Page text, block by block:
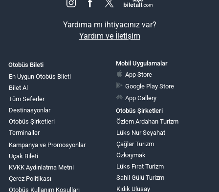
Yardıma mı ihtiyacınız var?
Yardım ve İletişim
Otobüs Bileti
En Uygun Otobüs Bileti
Bilet Al
Tüm Seferler
Destinasyonlar
Otobüs Şirketleri
Terminaller
Kampanya ve Promosyonlar
Uçak Bileti
KVKK Aydınlatma Metni
Çerez Politikası
Otobüs Kullanım Koşulları
Mobil Uygulamalar
App Store
Google Play Store
App Gallery
Otobüs Şirketleri
Özlem Ardahan Turizm
Lüks Nur Seyahat
Çağlar Turizm
Özkaymak
Lüks Fırat Turizm
Sahil Gülü Turizm
Kıdık Ulusay